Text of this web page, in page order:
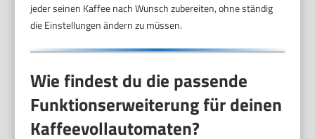
jeder seinen Kaffee nach Wunsch zubereiten, ohne ständig
die Einstellungen ändern zu müssen.
Wie findest du die passende
Funktionserweiterung für deinen
Kaffeevollautomaten?